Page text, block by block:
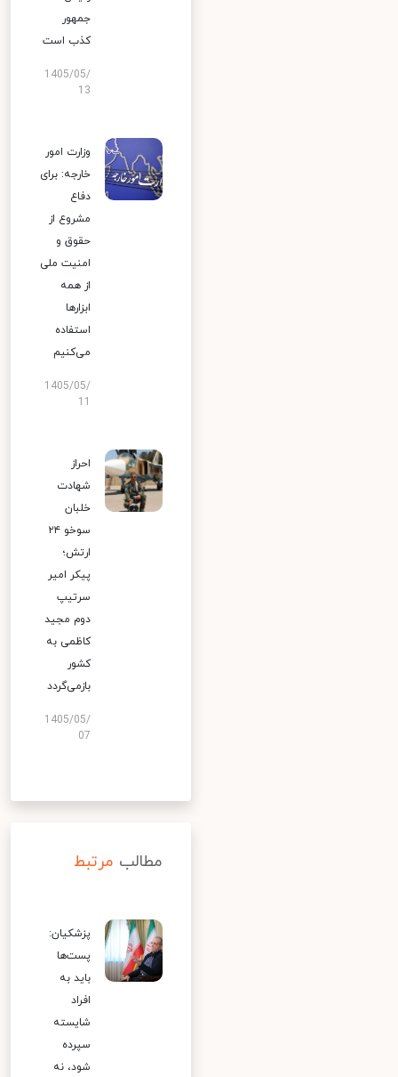
جمهور
کذب است
1405/05/
13
وزارت امور
خارجه: برای
دفاع
مشروع از
حقوق و
امنیت ملی
از همه
ابزارها
استفاده
می‌کنیم
1405/05/
احراز
شهادت
خلبان
سوخو ۲۴
ارتش؛
پیکر امیر
سرتیپ
دوم مجید
کاظمی به
کشور
بازمی‌گردد
1405/05/
07
مطالب مرتبط
پزشکیان:
پست‌ها
باید به
افراد
شایسته
سپرده
شود، نه